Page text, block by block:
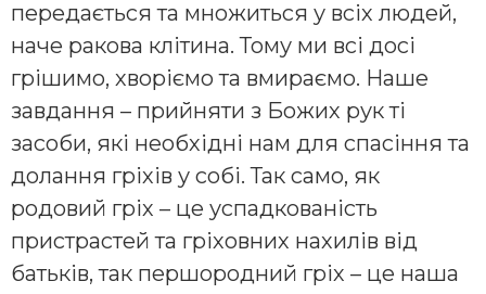
передається та множиться у всіх людей,
наче ракова клітина. Тому ми всі досі
грішимо, хворіємо та вмираємо. Наше
завдання – прийняти з Божих рук ті
засоби, які необхідні нам для спасіння та
долання гріхів у собі. Так само, як
родовий гріх – це успадкованість
пристрастей та гріховних нахилів від
батьків, так першородний гріх – це наша